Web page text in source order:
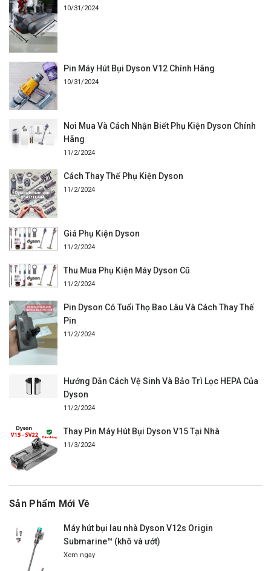
10/31/2024
Pin Máy Hút Bụi Dyson V12 Chính Hãng
10/31/2024
Nơi Mua Và Cách Nhận Biết Phụ Kiện Dyson Chính
Hãng
11/2/2024
Cách Thay Thế Phụ Kiện Dyson
11/2/2024
Giá Phụ Kiện Dyson
11/2/2024
Thu Mua Phụ Kiện Máy Dyson Cũ
11/2/2024
Pin Dyson Có Tuổi Thọ Bao Lâu Và Cách Thay Thế
Pin
11/2/2024
Hướng Dẫn Cách Vệ Sinh Và Bảo Trì Lọc HEPA Của
Dyson
11/2/2024
Thay Pin Máy Hút Bụi Dyson V15 Tại Nhà
11/3/2024
Sản Phẩm Mới Về
Máy hút bụi lau nhà Dyson V12s Origin
Submarine™ (khô và ướt)
Xem ngay